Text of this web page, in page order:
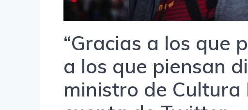
“Gracias a los que
a los que piensan
ministro de Cultura